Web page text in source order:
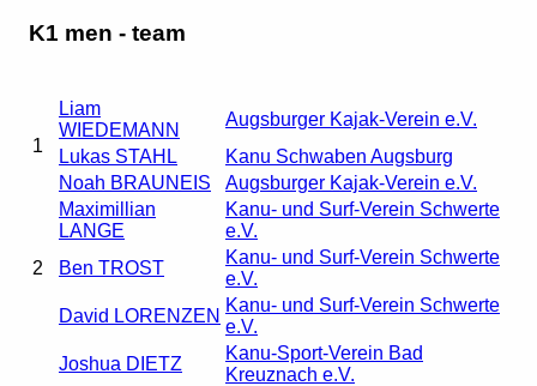
K1 men - team
1
Liam
WIEDEMANN
Augsburger Kajak-Verein e.V.
Lukas STAHL
Kanu Schwaben Augsburg
Noah BRAUNEIS
Augsburger Kajak-Verein e.V.
2
Maximillian
LANGE
Kanu- und Surf-Verein Schwerte
e.V.
Ben TROST
Kanu- und Surf-Verein Schwerte
e.V.
David LORENZEN
Kanu- und Surf-Verein Schwerte
e.V.
Joshua DIETZ
Kanu-Sport-Verein Bad
Kreuznach e.V.